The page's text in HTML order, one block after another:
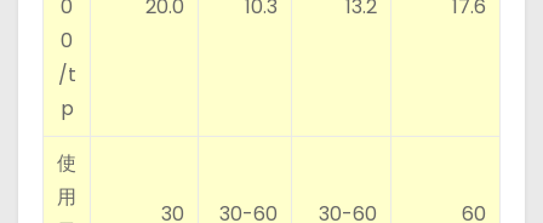
0
0
/t
p
20.0 10.3 13.2 17.6
使
用
30 30-60 30-60 60